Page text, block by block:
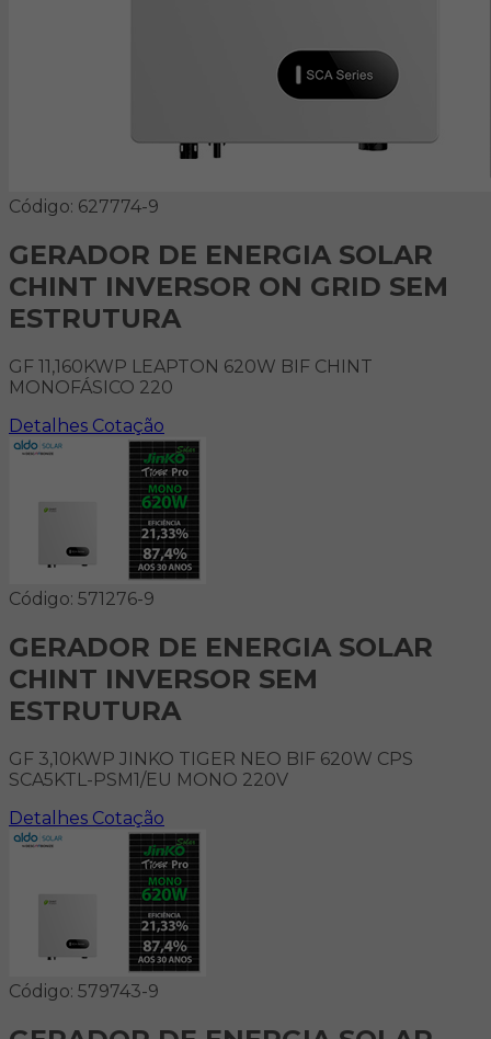
Código: 627774-9
GERADOR DE ENERGIA SOLAR
CHINT INVERSOR ON GRID SEM
ESTRUTURA
GF 11,160KWP LEAPTON 620W BIF CHINT
MONOFÁSICO 220
Detalhes Cotação
Código: 571276-9
GERADOR DE ENERGIA SOLAR
CHINT INVERSOR SEM
ESTRUTURA
GF 3,10KWP JINKO TIGER NEO BIF 620W CPS
SCA5KTL-PSM1/EU MONO 220V
Detalhes Cotação
Código: 579743-9